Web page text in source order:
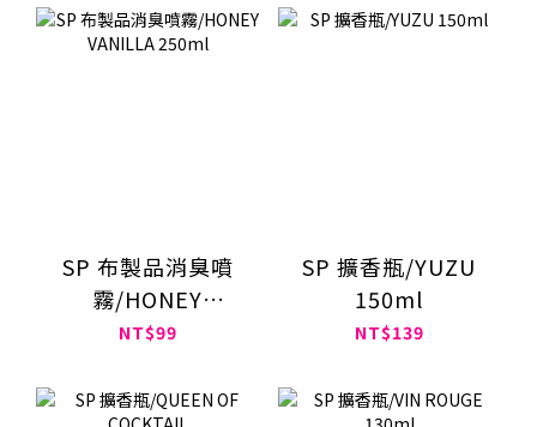
SP 布製品消臭噴
霧/HONEY
VANILLA 250ml
NT$99
SP 擴香瓶/YUZU
150ml
NT$139